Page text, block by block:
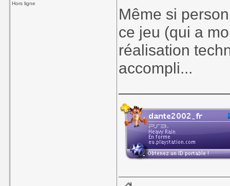
Hors ligne
Même si
ce jeu (qui a
réalisation
accompli...